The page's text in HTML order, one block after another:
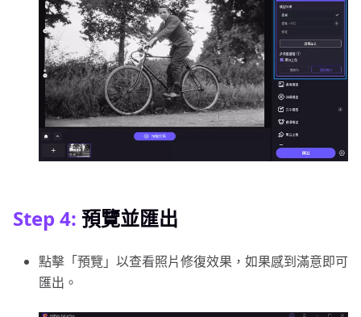
Step 4: 預覽並匯出
點擊「預覽」以查看照片修復效果，如果感到滿意即可
匯出。